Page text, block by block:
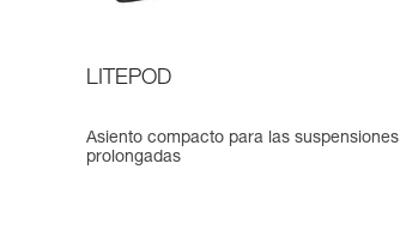
LITEPOD
Asiento compacto para las suspensiones
prolongadas